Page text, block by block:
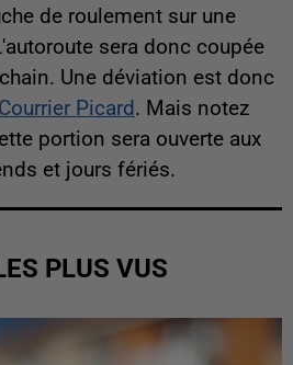
de roulement sur une
sera donc coupée
Une déviation est donc
Picard. Mais notez
portion sera ouverte aux
et jours fériés.
PLUS VUS